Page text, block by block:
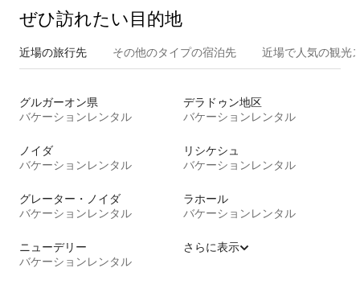
ぜひ訪⁠れ⁠た⁠い目⁠的⁠地
近場の旅行先 その他のタ⁠イ⁠プ⁠の宿⁠泊⁠先 近場で人気の観光
グルガーオン県
バケーションレンタル
デラドゥン地区
バケーションレンタル
ノイダ
バケーションレンタル
リシケシュ
バケーションレンタル
グレーター・ノイダ
バケーションレンタル
ラホール
バケーションレンタル
ニューデリー
バケーションレンタル
さらに表示